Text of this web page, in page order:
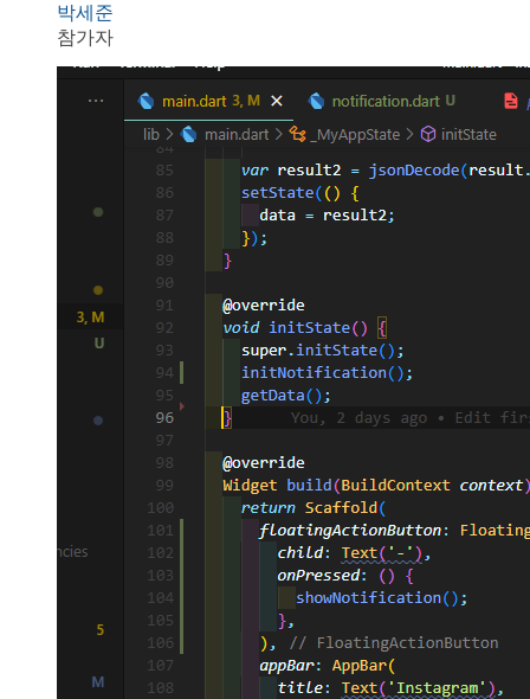
박세준
참가자